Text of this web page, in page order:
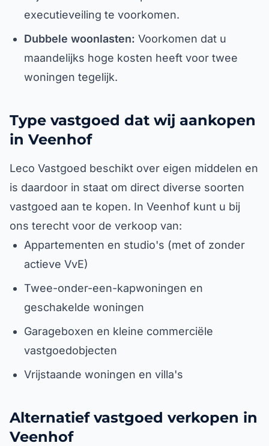
executieveiling te voorkomen.
Dubbele woonlasten: Voorkomen dat u
maandelijks hoge kosten heeft voor twee
woningen tegelijk.
Type vastgoed dat wij aankopen
in Veenhof
Leco Vastgoed beschikt over eigen middelen en
is daardoor in staat om direct diverse soorten
vastgoed aan te kopen. In Veenhof kunt u bij
ons terecht voor de verkoop van:
Appartementen en studio's (met of zonder
actieve VvE)
Twee-onder-een-kapwoningen en
geschakelde woningen
Garageboxen en kleine commerciële
vastgoedobjecten
Vrijstaande woningen en villa's
Alternatief vastgoed verkopen in
Veenhof